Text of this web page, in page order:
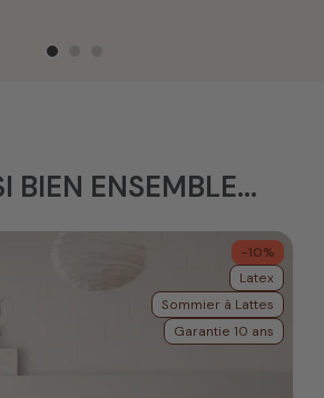
BIEN ENSEMBLE...
-10%
Latex
Sommier à Lattes
Garantie 10 ans